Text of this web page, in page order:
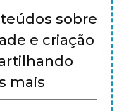
sobre
e criação
mais